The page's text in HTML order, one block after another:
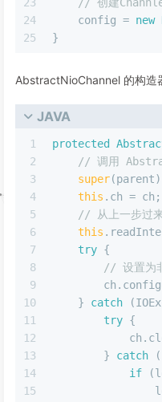
23
24
25
// 创建
    config =
new
}
AbstractNioChannel 的构造
JAVA
1
2
3
4
5
6
7
8
9
10
11
12
13
14
15
protected
// 调用
super
this .ch = ch;
// 从上一步过
this
try {
// 设置为
    }
catch
try {
        }
catch
if